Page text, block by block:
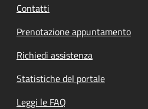
Contatti
Prenotazione appuntamento
Richiedi assistenza
Statistiche del portale
Leggi le FAQ